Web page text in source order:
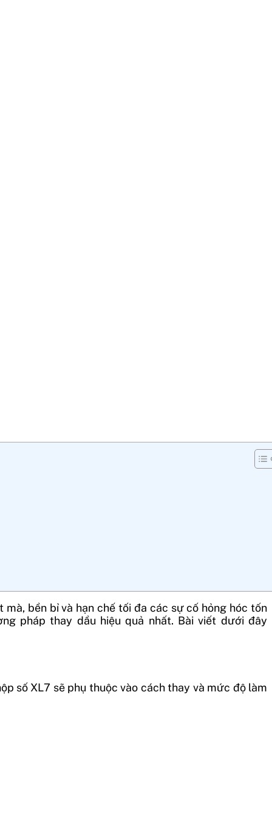
bền bỉ và hạn chế tối đa các sự cố hỏng hóc tốn
pháp thay dầu hiệu quả nhất. Bài viết dưới đây
số XL7 sẽ phụ thuộc vào cách thay và mức độ làm